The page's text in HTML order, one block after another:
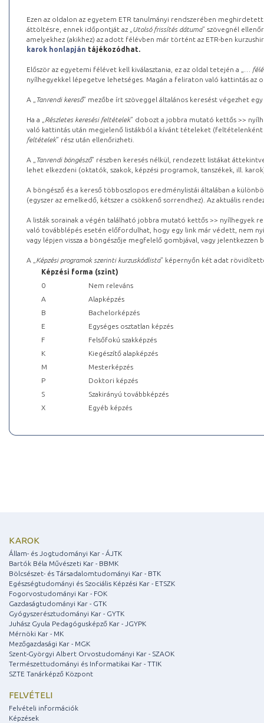
Ezen az oldalon az egyetem ETR tanulmányi rendszerében
áttöltésre, ennek időpontját az „ Utolsó frissítés dátuma” szövegnél
amelyekhez (akikhez) az adott félévben már történt az ETR-ben
karok honlapján tájékozódhat.
Először az egyetemi félévet kell kiválasztania, ez az oldal tetején a „
…
nyílhegyekkel lépegetve lehetséges. Magán a feliraton való kattintás az
A „ Tanrendi kereső” mezőbe írt szöveggel általános keresést végezhet
Ha a „ Részletes keresési feltételek” dobozt a jobbra mutató kettős >>
való kattintás után megjelenő listákból a kívánt tételeket (feltételenként
feltételek” rész után ellenőrizheti.
A „ Tanrendi böngésző” részben keresés nélkül, rendezett listákat
lehet elkezdeni (oktatók, szakok, képzési programok, tanszékek, ill.
A böngésző és a kereső többoszlopos eredménylistái általában a
(egyszer az emelkedő, kétszer a csökkenő sorrendhez). Az aktuális
A listák sorainak a végén található jobbra mutató kettős >> nyílhegyek
való továbblépés esetén előfordulhat, hogy egy link már védett, nem
vagy lépjen vissza a böngészője megfelelő gombjával, vagy
A „ Képzési programok szerinti kurzuskódlista” képernyőn két adat
Képzési forma (szint)
0
Nem releváns
A
Alapképzés
B
Bachelorképzés
E
Egységes osztatlan képzés
F
Felsőfokú szakképzés
K
Kiegészítő alapképzés
M
Mesterképzés
P
Doktori képzés
S
Szakirányú továbbképzés
X
Egyéb képzés
KAROK
Állam- és Jogtudományi Kar - ÁJTK
Bartók Béla Művészeti Kar - BBMK
Bölcsészet- és Társadalomtudományi Kar - BTK
Egészségtudományi és Szociális Képzési Kar - ETSZK
Fogorvostudományi Kar - FOK
Gazdaságtudományi Kar - GTK
Gyógyszerésztudományi Kar - GYTK
Juhász Gyula Pedagógusképző Kar - JGYPK
Mérnöki Kar - MK
Mezőgazdasági Kar - MGK
Szent-Györgyi Albert Orvostudományi Kar - SZAOK
Természettudományi és Informatikai Kar - TTIK
SZTE Tanárképző Központ
FELVÉTELI
Felvételi információk
Képzések